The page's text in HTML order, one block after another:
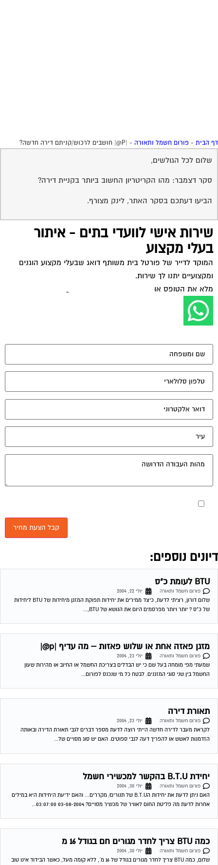
ומקצועיים יתנו לך שירות.
מלא את הטופס אולחץ לשליחת הודעת ווצאפ
מאשר את תנאי הפרטיות
נוספים:
BTU לעומת כ"ס
פורום חשמל ותאורה
יולי 22, 2004
מזגן פאזה אחת או שלוש פאזות – מה עדיף |p@|
שמעתי מפי מומחה בעל שם כי יש הבדלים בצריכת החשמל או החיוב או מהירות שעון
תאורת דירה
פורום חשמל ותאורה
יולי 23, 2004
לקראת מעבר לדירה חדשה הייתי רוצה לדעת מספר דברים לגבי תאורת הדירה ובאותה
הזדמנות לאשש או להפריך דעה לגבי ספוטים. האם יש סוג מסויים של...
יחידת B.T.U בהקשר למכשירי חשמל
פורום חשמל ותאורה
יולי 30, 2004
האם ניתן לדעת את יחידות הB.T.U של תנורים/ מקררים… והאם ידיעת היחידות היא במילים
אחרות לדעת מה פליטת החום לאוויר של מכשיר מסויים? 03-08-2004 03:07:00...
כמה BTU צריך לחדר מגורים חם בגודל 16 מ
פורום חשמל ותאורה
יולי 30, 2004
שלום, כמה BTU צריך לחדר מגורים בגודל של 16 מ´, ללא קומה מעל, כאשר הבידוד אינו טוב
(בית ישן). מדובר בחדר חם מאד שיש בו...
בחירת מזגן
פורום חשמל ותאורה
אוגוסט 1, 2004
מה עדיף לדירה בת 4 חדרים: מזגן מיני מרכזי או מזגן בכל חדר ? מבחינת חסכון בחשמל
לאורך זמן. 03-08-2004 03:08:00 דורון טרייביש לדירת 4...
תאורת חרום
פורום חשמל ותאורה
אוגוסט 2, 2004
בבניין בו אני מתגוררת חדר המדרגות פנימי ללא חלונות. הבניין מונה 7 קומות, כאשר אתה